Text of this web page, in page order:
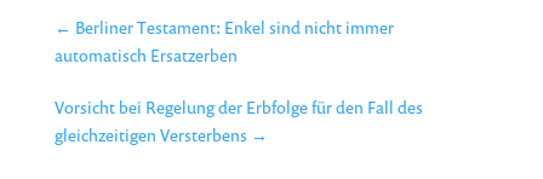
← Berliner Testament: Enkel sind nicht immer
automatisch Ersatzerben
Vorsicht bei Regelung der Erbfolge für den Fall des
gleichzeitigen Versterbens →